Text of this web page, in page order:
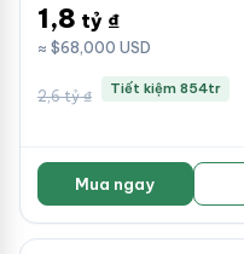
1,8 tỷ ₫
≈ $68,000 USD
2,6 tỷ ₫ Tiết kiệm 854tr
Mua ngay